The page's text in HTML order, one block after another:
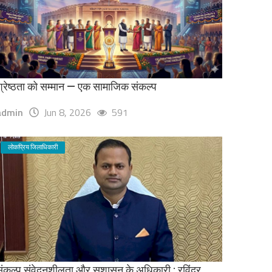
को सम्मान — एक सामाजिक संकल्प
Jun 8, 2026 591
लोकप्रिय जिलाधिकारी